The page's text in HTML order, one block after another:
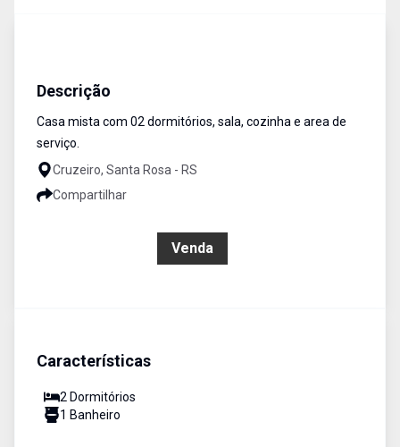
Descrição
Casa mista com 02 dormitórios, sala, cozinha e area de
serviço.
Cruzeiro, Santa Rosa - RS
Compartilhar
Venda
Características
2 Dormitórios
1 Banheiro